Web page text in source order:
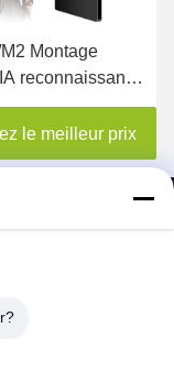
Montage
reconnaissance
LCD de
numérique
publicitaire
le meilleur prix
CO.,